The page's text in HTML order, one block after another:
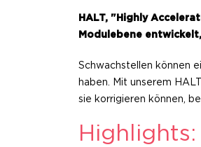
HALT, "Highly
Modulebene
Schwachstellen können
haben. Mit unserem
sie korrigieren können,
Highlights: